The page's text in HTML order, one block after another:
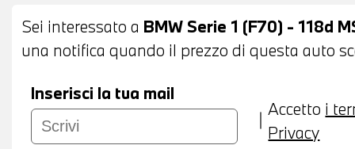
NAVIGATORE - BLUETOOTH - USB -
CONNECTED DRIVE SERVICES - CHIAMATA
CLIMATIZZATORE AUTOMATICO BIZONA -
CENTRALE ANTERIORE - REROVISORE
SICUREZZA M - POSSIBILITA' DI PROVA -
LEASING O FINANZIAMENTO ANCHE PER
Sei interessato a BMW Serie 1 (F70) - 118d
una notifica quando il prezzo di questa auto
Inserisci la tua mail
Accetto i
Privacy